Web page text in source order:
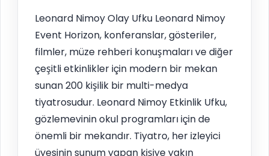
Leonard Nimoy Olay Ufku Leonard Nimoy
Event Horizon, konferanslar, gösteriler,
filmler, müze rehberi konuşmaları ve diğer
çeşitli etkinlikler için modern bir mekan
sunan 200 kişilik bir multi-medya
tiyatrosudur. Leonard Nimoy Etkinlik Ufku,
gözlemevinin okul programları için de
önemli bir mekandır. Tiyatro, her izleyici
üyesinin sunum yapan kişiye yakın